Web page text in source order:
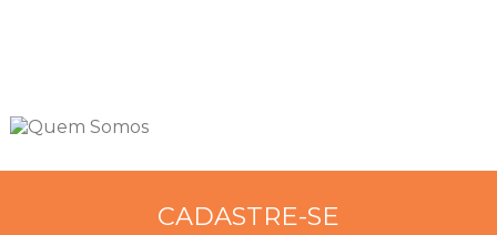
CADASTRE-SE